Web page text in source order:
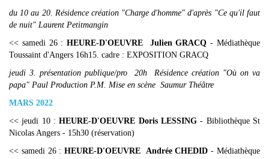
du 10 au 20. Résidence création "Charge d'homme" d'après "Ce qu'il faut
de nuit" Laurent Petitmangin
<< samedi 26 :HEURE-D'OEUVRE Julien GRACQ - Médiathèque
Toussaint d'Angers 16h15. cadre : EXPOSITION GRACQ
jeudi 3. présentation publique/pro 20h Résidence création "Où on va
papa" Paul Production P.M. Mise en scène Saumur Théâtre
MARS 2022
<< jeudi 10 :HEURE-D'OEUVRE Doris LESSING - Bibliothèque St
Nicolas Angers - 15h30 (réservation)
<< samedi 26 :HEURE-D'OEUVRE Andrée CHEDID- Médiathèque